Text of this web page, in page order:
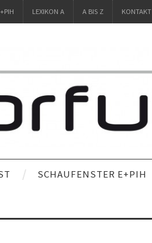
LEXIKON A A BIS Z KONTAKT
SCHAUFENSTER E+PIH